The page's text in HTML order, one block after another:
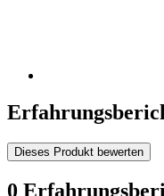
Dieses Produkt bewerten
0